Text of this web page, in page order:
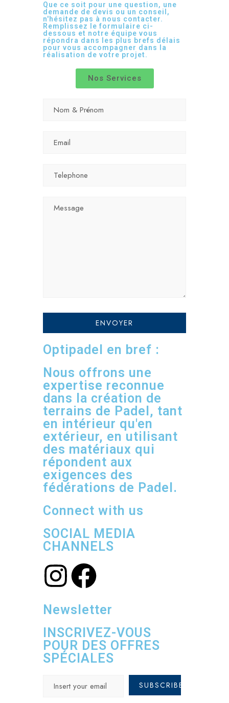
Que ce soit pour une question, une
demande de devis ou un conseil,
n'hésitez pas à nous contacter.
Remplissez le formulaire ci-
dessous et notre équipe vous
répondra dans les plus brefs délais
pour vous accompagner dans la
réalisation de votre projet.
Nos Services
Optipadel en bref :
Nous offrons une
expertise reconnue
dans la création de
terrains de Padel, tant
en intérieur qu'en
extérieur, en utilisant
des matériaux qui
répondent aux
exigences des
fédérations de Padel.
Connect with us
SOCIAL MEDIA
CHANNELS
Newsletter
INSCRIVEZ-VOUS
POUR DES OFFRES
SPÉCIALES